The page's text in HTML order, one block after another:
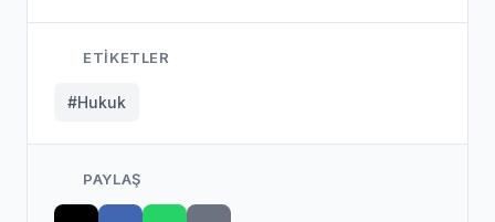
ETIKETLER
#Hukuk
PAYLAŞ